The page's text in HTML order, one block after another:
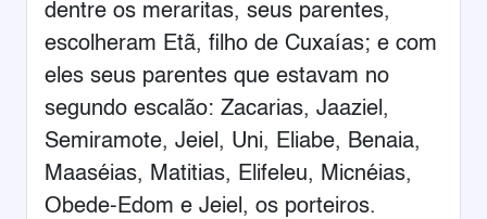
dentre os meraritas, seus parentes,
escolheram Etã, filho de Cuxaías; e com
eles seus parentes que estavam no
segundo escalão: Zacarias, Jaaziel,
Semiramote, Jeiel, Uni, Eliabe, Benaia,
Maaséias, Matitias, Elifeleu, Micnéias,
Obede-Edom e Jeiel, os porteiros.